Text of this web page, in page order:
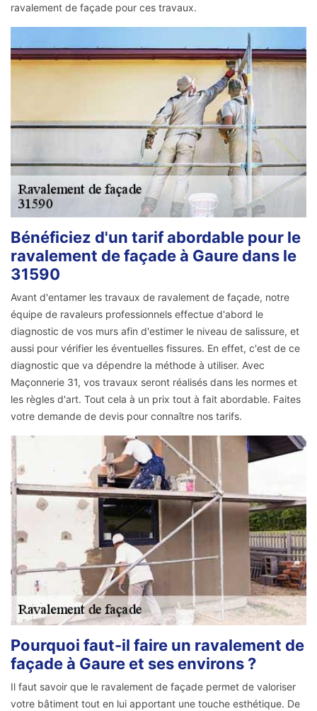
ravalement de façade pour ces travaux.
Bénéficiez d'un tarif abordable pour le
ravalement de façade à Gaure dans le
31590
Avant d'entamer les travaux de ravalement de façade, notre
équipe de ravaleurs professionnels effectue d'abord le
diagnostic de vos murs afin d'estimer le niveau de salissure, et
aussi pour vérifier les éventuelles fissures. En effet, c'est de ce
diagnostic que va dépendre la méthode à utiliser. Avec
Maçonnerie 31, vos travaux seront réalisés dans les normes et
les règles d'art. Tout cela à un prix tout à fait abordable. Faites
votre demande de devis pour connaître nos tarifs.
Pourquoi faut-il faire un ravalement de
façade à Gaure et ses environs ?
Il faut savoir que le ravalement de façade permet de valoriser
votre bâtiment tout en lui apportant une touche esthétique. De